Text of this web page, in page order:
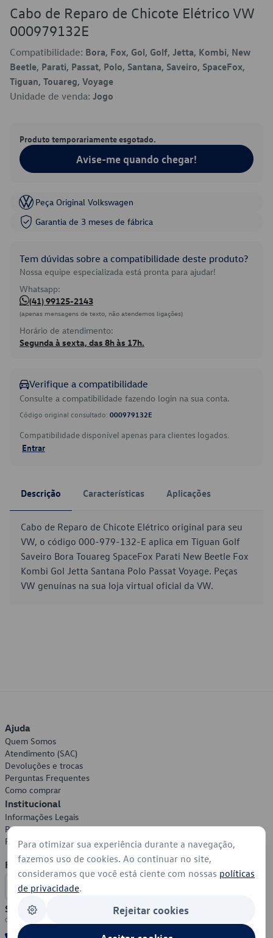
Cabo de Reparo de Chicote Elétrico VW
000979132E
Compatibilidade: Bora, Fox, Gol, Golf, Jetta, Kombi, New
Beetle, Parati, Passat, Polo, Santana, Saveiro, SpaceFox,
Tiguan, Touareg, Voyage
Unidade de venda: Jogo
Produto temporariamente esgotado.
Avise-me quando chegar!
Peça Original Volkswagen
Garantia de 3 meses de fábrica
Tem dúvidas sobre a compatibilidade deste produto?
Nossa equipe especializada está pronta para ajudar!
Whatsapp:
(41) 99125-2143
(apenas mensagens de texto, não atendemos ligações)
Horário de atendimento:
Segunda à sexta, das 8h às 17h.
Verifique a compatibilidade
Consulte a compatibilidade fazendo login na sua conta.
Código original consultado: 000979132E
Compatibilidade disponível apenas para clientes logados.
Entrar
Descrição Características Aplicações
Cabo de Reparo de Chicote Elétrico original para seu
VW, o código 000-979-132-E aplica em Tiguan Golf
Saveiro Bora Touareg SpaceFox Parati New Beetle Fox
Kombi Gol Jetta Santana Polo Passat Voyage. Peças
VW genuínas na sua loja virtual oficial da VW.
Ajuda
Quem Somos
Atendimento (SAC)
Devoluções e trocas
Perguntas Frequentes
Como comprar
Institucional
Informações Legais
Política de Privacidade
Política de Cookies
Formas de Pagamento
Segurança
Para otimizar sua experiência durante a navegação,
fazemos uso de cookies. Ao continuar no site,
consideramos que você está ciente com nossas políticas
de privacidade.
Rejeitar cookies